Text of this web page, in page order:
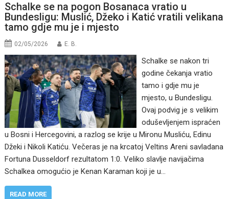
Schalke se na pogon Bosanaca vratio u
Bundesligu: Muslić, Džeko i Katić vratili velikana
tamo gdje mu je i mjesto
02/05/2026 E. B.
Schalke se nakon tri
godine čekanja vratio
tamo i gdje mu je
mjesto, u Bundesligu.
Ovaj podvig je s velikim
oduševljenjem ispraćen
u Bosni i Hercegovini, a razlog se krije u Mironu Musliću, Edinu
Džeki i Nikoli Katiću. Večeras je na krcatoj Veltins Areni savladana
Fortuna Dusseldorf rezultatom 1:0. Veliko slavlje navijačima
Schalkea omogućio je Kenan Karaman koji je u…
READ MORE